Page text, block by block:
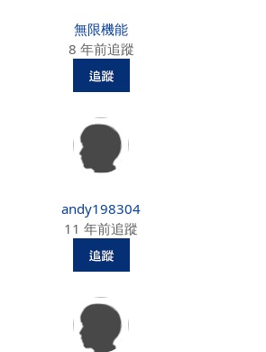
無限機能
8 年前追蹤
andy198304
11 年前追蹤